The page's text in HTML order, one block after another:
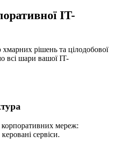
IT-
рішень та цілодобової
всі шари вашої IT-
мереж:
сервіси.